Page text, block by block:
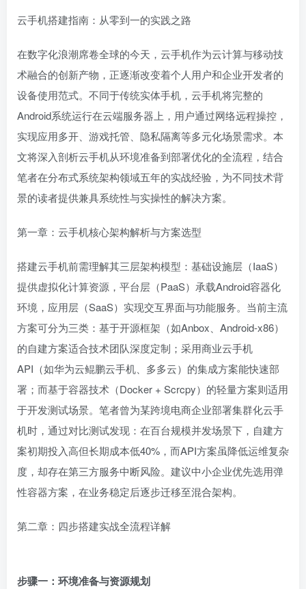
云手机搭建指南：从零到一的实践之路
在数字化浪潮席卷全球的今天，云手机作为云计算与移动技
术融合的创新产物，正逐渐改变着个人用户和企业开发者的
设备使用范式。不同于传统实体手机，云手机将完整的
Android系统运行在云端服务器上，用户通过网络远程操控，
实现应用多开、游戏托管、隐私隔离等多元化场景需求。本
文将深入剖析云手机从环境准备到部署优化的全流程，结合
笔者在分布式系统架构领域五年的实战经验，为不同技术背
景的读者提供兼具系统性与实操性的解决方案。
第一章：云手机核心架构解析与方案选型
搭建云手机前需理解其三层架构模型：基础设施层（IaaS）
提供虚拟化计算资源，平台层（PaaS）承载Android容器化
环境，应用层（SaaS）实现交互界面与功能服务。当前主流
方案可分为三类：基于开源框架（如Anbox、Android-x86）
的自建方案适合技术团队深度定制；采用商业云手机
API（如华为云鲲鹏云手机、多多云）的集成方案能快速部
署；而基于容器技术（Docker + Scrcpy）的轻量方案则适用
于开发测试场景。笔者曾为某跨境电商企业部署集群化云手
机时，通过对比测试发现：在百台规模并发场景下，自建方
案初期投入高但长期成本低40%，而API方案虽降低运维复杂
度，却存在第三方服务中断风险。建议中小企业优先选用弹
性容器方案，在业务稳定后逐步迁移至混合架构。
第二章：四步搭建实战全流程详解
步骤一：环境准备与资源规划